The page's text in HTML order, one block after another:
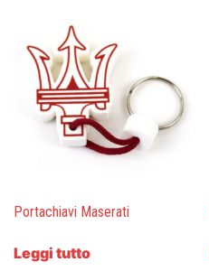
Portachiavi Maserati
Leggi tutto